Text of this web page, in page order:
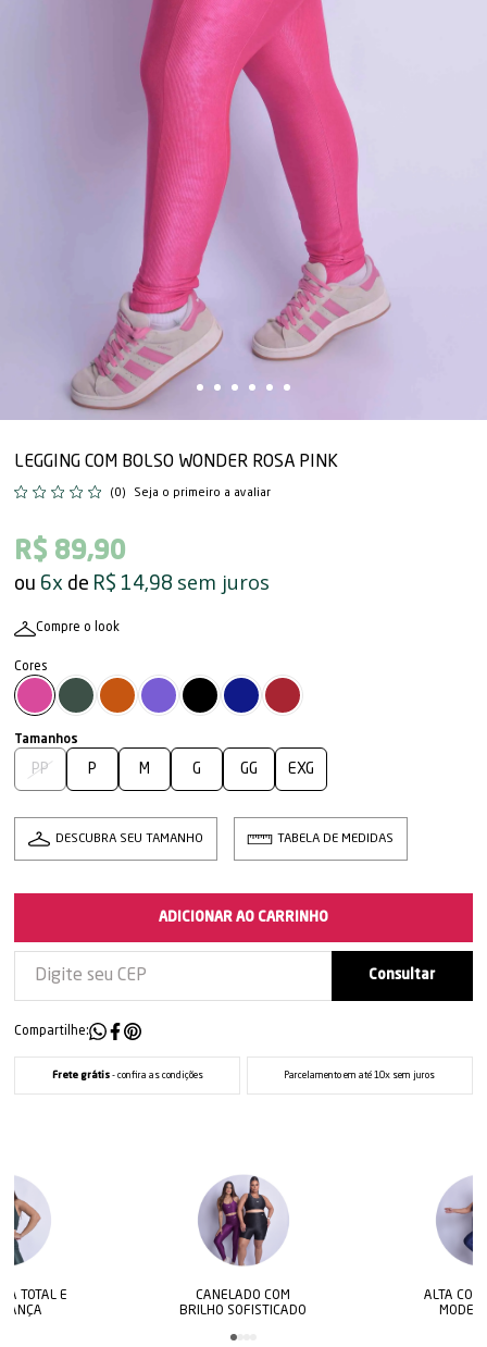
LEGGING COM BOLSO WONDER ROSA PINK
(0) Seja o primeiro a avaliar
R$ 89,90
6x R$ 14,98 sem juros
Compre o look
PP P M G GG EXG
DESCUBRA SEU TAMANHO TABELA DE MEDIDAS
ADICIONAR AO CARRINHO
Compartilhe:
Frete grátis- confira as condições Parcelamento em até 10x sem juros
CANELADO COM
BRILHO SOFISTICADO
ALTA COMPRESSÃO
MODELADORA